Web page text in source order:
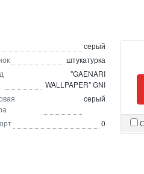
серый
штукатурка
"GAENARI
WALLPAPER" GNI
серый
0